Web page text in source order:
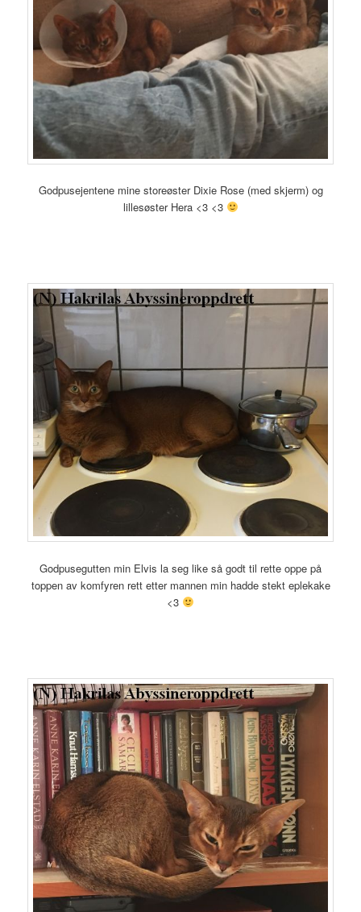
Godpusejentene mine storeøster Dixie Rose (med skjerm) og
lillesøster Hera <3 <3
Godpusegutten min Elvis la seg like så godt til rette oppe på
toppen av komfyren rett etter mannen min hadde stekt eplekake
<3